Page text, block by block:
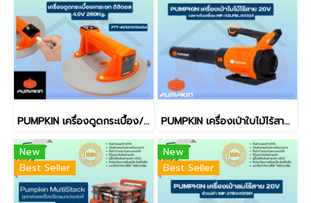
PUMPKIN เครื่องดูดกระเบื้อง/ดูดกระจก ดิจิตอล 260kg4.0V PTT-4VS210/50434 (ของแท้ประกันศูนย์/พร้อมส่ง) PUMPKIN เครื่องเป่าใบไม้ไร้สาย 20v เฉพาะตัวเครื่อง INF-112LFBL/50333 (ของแท้ประกันศูนย์/พร้อมส่ง)
New
Best Seller
New
Best Seller